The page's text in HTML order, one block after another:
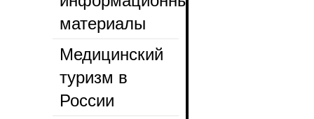
материалы
Медицинский
туризм в
России